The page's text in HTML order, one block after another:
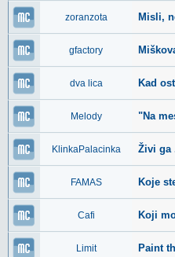
zoranzota Misli,
gfactory
dva lica Kad
Melody "Na
KlinkaPalacinka Živi ga
FAMAS Koje
Cafi Koji
Limit Paint